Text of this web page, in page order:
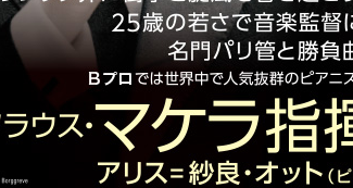
クラシック界に衝撃と旋風を巻き起こす新進気鋭の天才指
えて待望の来日！
avex.jp